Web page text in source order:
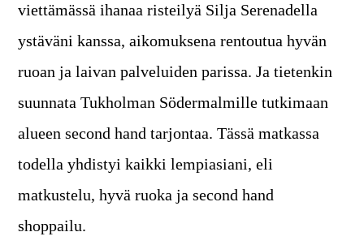
viettämässä ihanaa risteilyä Silja Serenadella
ystäväni kanssa, aikomuksena rentoutua hyvän
ruoan ja laivan palveluiden parissa. Ja tietenkin
suunnata Tukholman Södermalmille tutkimaan
alueen second hand tarjontaa. Tässä matkassa
todella yhdistyi kaikki lempiasiani, eli
matkustelu, hyvä ruoka ja second hand
shoppailu.